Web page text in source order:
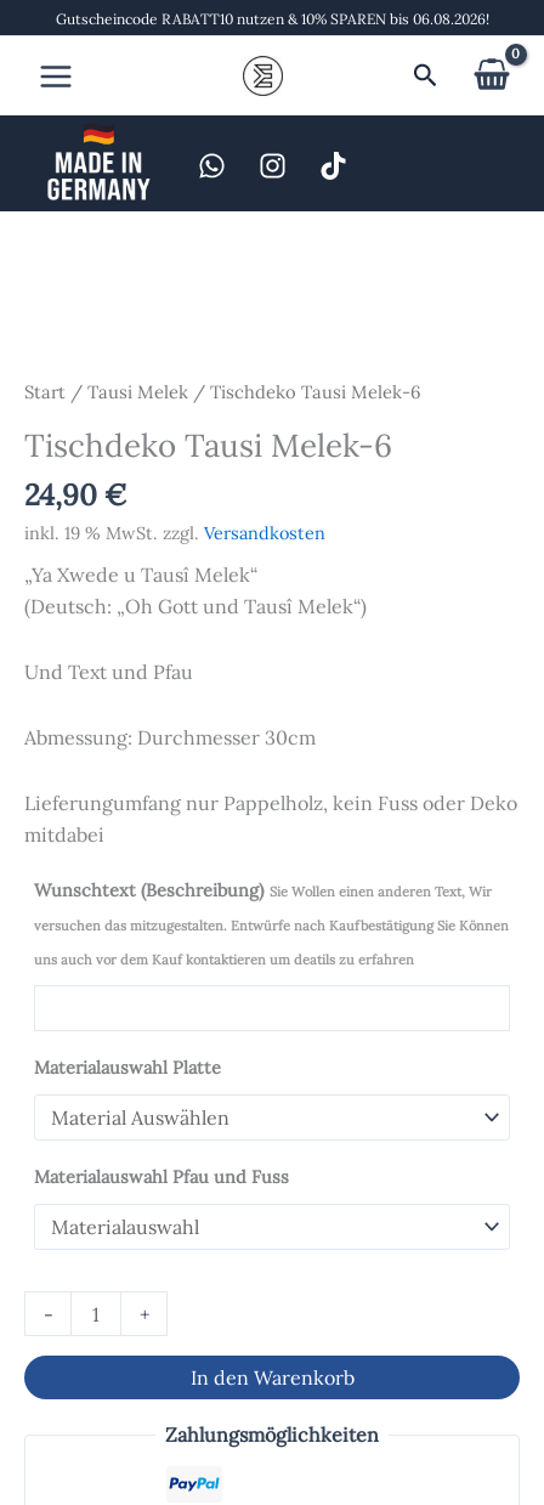
springen
Gutscheincode RABATT10 nutzen & 10% SPAREN bis 06.08.2026!
Suchen
Start / Tausi Melek / Tischdeko Tausi Melek-6
Tischdeko Tausi Melek-6
24,90€
inkl. 19 % MwSt. zzgl. Versandkosten
„Ya Xwede u Tausî Melek“
(Deutsch: „Oh Gott und Tausî Melek“)
Und Text und Pfau
Abmessung: Durchmesser 30cm
Lieferungumfang nur Pappelholz, kein Fuss oder Deko
mitdabei
Wunschtext (Beschreibung) Sie Wollen einen anderen Text, Wir
versuchen das mitzugestalten. Entwürfe nach Kaufbestätigung Sie Können
uns auch vor dem Kauf kontaktieren um deatils zu erfahren
Materialauswahl Platte
Materialauswahl Pfau und Fuss
- +
In den Warenkorb
Zahlungsmöglichkeiten